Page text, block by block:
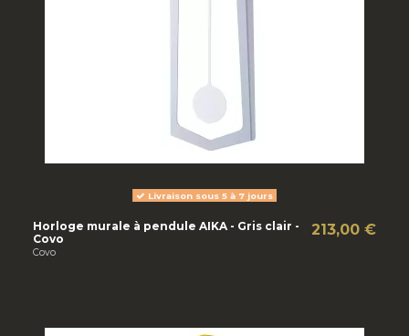
Livraison sous 5 à 7 jours
Horloge murale à pendule AIKA - Gris clair -
Covo
Covo
213,00 €